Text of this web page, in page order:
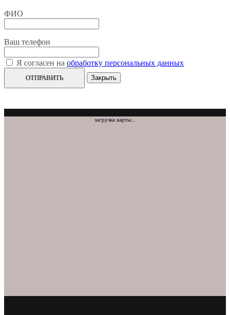
ФИО
Ваш телефон
Я согласен на обработку персональных данных
ОТПРАВИТЬ Закрыть
загрузка карты...